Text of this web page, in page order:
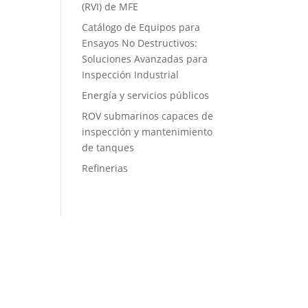
(RVI) de MFE
Catálogo de Equipos para
Ensayos No Destructivos:
Soluciones Avanzadas para
Inspección Industrial
Energía y servicios públicos
ROV submarinos capaces de
inspección y mantenimiento
de tanques
Refinerias